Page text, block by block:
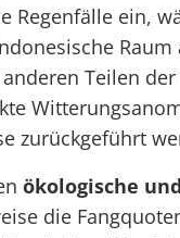
Regenfälle ein,
Teilen
zurückgeführt
ökologische
die